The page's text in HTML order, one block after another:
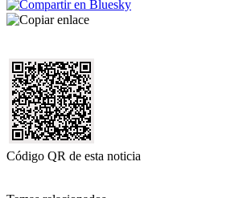
Código QR de esta noticia